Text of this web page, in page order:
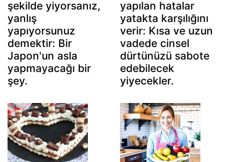
şekilde yiyorsanız,
yanlış
yapıyorsunuz
demektir: Bir
Japon'un asla
yapmayacağı bir
şey.
yapılan hatalar
yatakta karşılığını
verir: Kısa ve uzun
vadede cinsel
dürtünüzü sabote
edebilecek
yiyecekler.